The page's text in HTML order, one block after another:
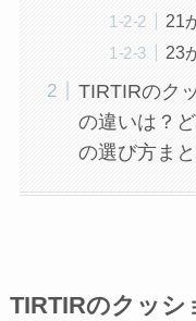
21
23
TIRTIRのク
の違いは？
の選び方ま
TIRTIRのクッシ